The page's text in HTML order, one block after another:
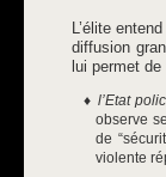
L’élite
diffusion
lui permet
l’Etat
observe
de
violente